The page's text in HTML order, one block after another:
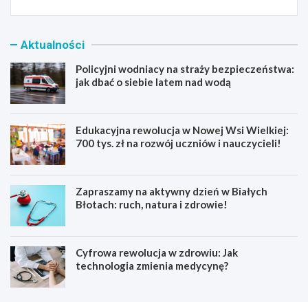
Aktualności
Policyjni wodniacy na straży bezpieczeństwa:
jak dbać o siebie latem nad wodą
Edukacyjna rewolucja w Nowej Wsi Wielkiej:
700 tys. zł na rozwój uczniów i nauczycieli!
Zapraszamy na aktywny dzień w Białych
Błotach: ruch, natura i zdrowie!
Cyfrowa rewolucja w zdrowiu: Jak
technologia zmienia medycynę?
P
E